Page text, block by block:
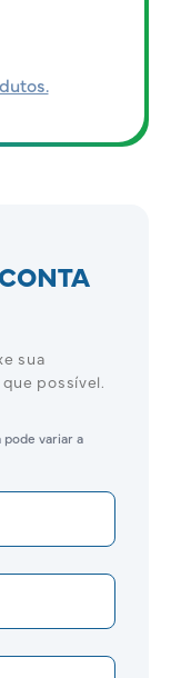
CONTA
sua
possível.
variar a